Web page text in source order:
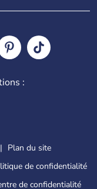
:
Plan du site
de confidentialité
de confidentialité